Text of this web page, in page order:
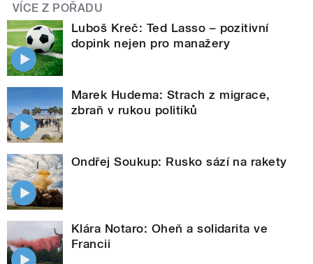
VÍCE Z POŘADU
Luboš Kreč: Ted Lasso – pozitivní
dopink nejen pro manažery
Marek Hudema: Strach z migrace,
zbraň v rukou politiků
Ondřej Soukup: Rusko sází na rakety
Klára Notaro: Oheň a solidarita ve
Francii